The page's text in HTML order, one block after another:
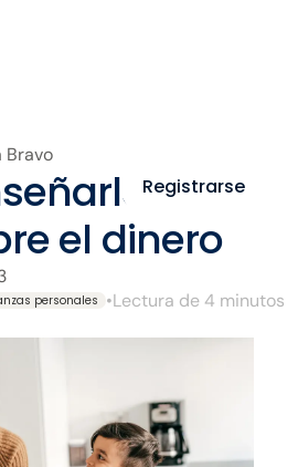
Registrarse
Bravo
a los
el dinero
personales •Lectura de 4 minutos